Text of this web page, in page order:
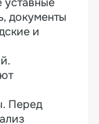
документы
и
Перед